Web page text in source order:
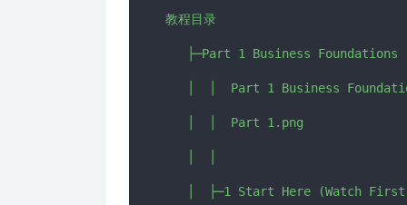
教程目录
   ├─Part 1 Business Foundations
│  │  Part 1 Business
   │  │  Part 1.png
│  ├─1 Start Here (Watch